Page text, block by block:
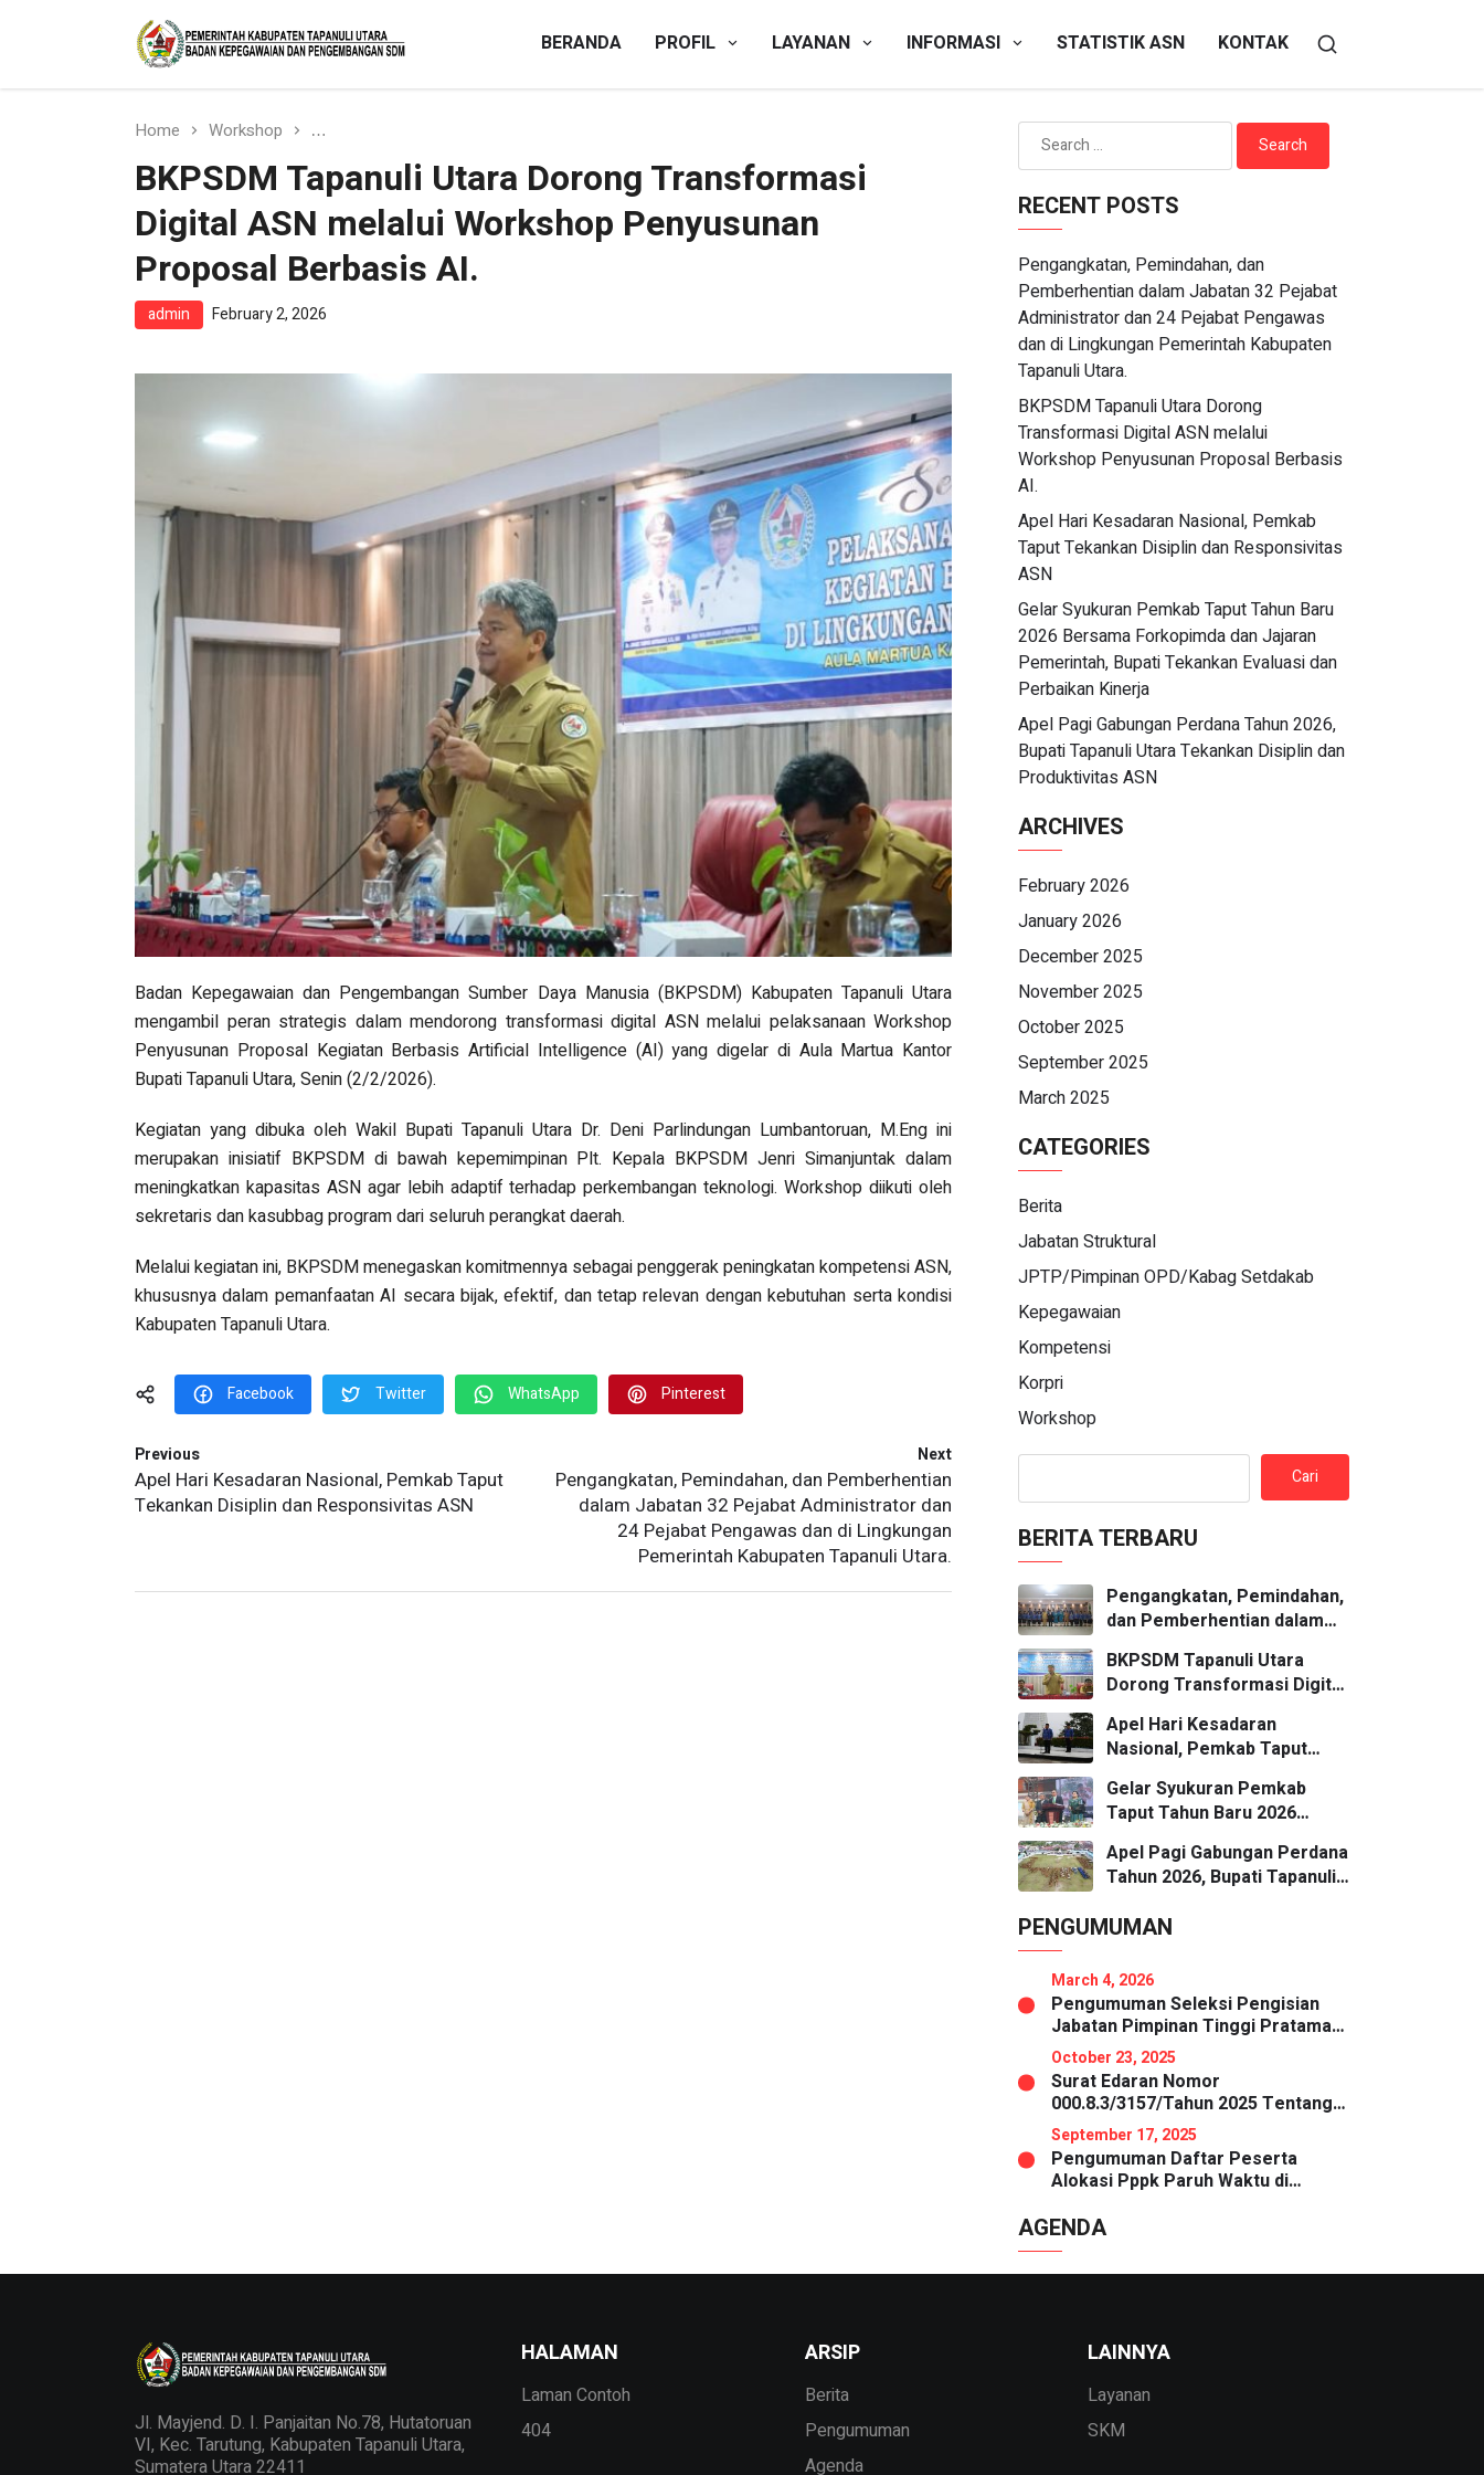
BKPSDM
Pemerintah
Kabupaten Tapanuli
Badan Kepegawaian dan
Pengembangan Sumber Daya Manusia
Pemerintah Kabupaten Tapanuli Utara
BERANDA PROFIL LAYANAN INFORMASI STATISTIK ASN KONTAK
Home Workshop BKPSDM Tapanuli Utara Dorong Transformasi Digital ASN melalui Workshop Penyusunan Proposal Berbasis AI.
BKPSDM Tapanuli Utara Dorong Transformasi
Digital ASN melalui Workshop Penyusunan
Proposal Berbasis AI.
admin February 2, 2026
Badan Kepegawaian dan Pengembangan Sumber Daya Manusia (BKPSDM) Kabupaten Tapanuli Utara
mengambil peran strategis dalam mendorong transformasi digital ASN melalui pelaksanaan Workshop
Penyusunan Proposal Kegiatan Berbasis Artificial Intelligence (AI) yang digelar di Aula Martua Kantor
Bupati Tapanuli Utara, Senin (2/2/2026).
Kegiatan yang dibuka oleh Wakil Bupati Tapanuli Utara Dr. Deni Parlindungan Lumbantoruan, M.Eng ini
merupakan inisiatif BKPSDM di bawah kepemimpinan Plt. Kepala BKPSDM Jenri Simanjuntak dalam
meningkatkan kapasitas ASN agar lebih adaptif terhadap perkembangan teknologi. Workshop diikuti oleh
sekretaris dan kasubbag program dari seluruh perangkat daerah.
Melalui kegiatan ini, BKPSDM menegaskan komitmennya sebagai penggerak peningkatan kompetensi ASN,
khususnya dalam pemanfaatan AI secara bijak, efektif, dan tetap relevan dengan kebutuhan serta kondisi
Kabupaten Tapanuli Utara.
Facebook Twitter WhatsApp Pinterest
Previous
Apel Hari Kesadaran Nasional, Pemkab Taput
Tekankan Disiplin dan Responsivitas ASN
Next
Pengangkatan, Pemindahan, dan Pemberhentian
dalam Jabatan 32 Pejabat Administrator dan
24 Pejabat Pengawas dan di Lingkungan
Pemerintah Kabupaten Tapanuli Utara.
RECENT POSTS
Pengangkatan, Pemindahan, dan
Pemberhentian dalam Jabatan 32 Pejabat
Administrator dan 24 Pejabat Pengawas
dan di Lingkungan Pemerintah Kabupaten
Tapanuli Utara.
BKPSDM Tapanuli Utara Dorong
Transformasi Digital ASN melalui
Workshop Penyusunan Proposal Berbasis
AI.
Apel Hari Kesadaran Nasional, Pemkab
Taput Tekankan Disiplin dan Responsivitas
ASN
Gelar Syukuran Pemkab Taput Tahun Baru
2026 Bersama Forkopimda dan Jajaran
Pemerintah, Bupati Tekankan Evaluasi dan
Perbaikan Kinerja
Apel Pagi Gabungan Perdana Tahun 2026,
Bupati Tapanuli Utara Tekankan Disiplin dan
Produktivitas ASN
ARCHIVES
February 2026
January 2026
December 2025
November 2025
October 2025
September 2025
March 2025
CATEGORIES
Berita
Jabatan Struktural
JPTP/Pimpinan OPD/Kabag Setdakab
Kepegawaian
Kompetensi
Korpri
Workshop
Cari
BERITA TERBARU
Pengangkatan, Pemindahan,
dan Pemberhentian dalam
Administrator dan 24
Pejabat Pengawas dan di
Lingkungan Pemerintah
Kabupaten Tapanuli Utara.
BKPSDM Tapanuli Utara
Dorong Transformasi Digital
Penyusunan Proposal
Berbasis AI.
Apel Hari Kesadaran
Nasional, Pemkab Taput
Responsivitas ASN
Gelar Syukuran Pemkab
Taput Tahun Baru 2026
Jajaran Pemerintah, Bupati
Tekankan Evaluasi dan
Apel Pagi Gabungan Perdana
Tahun 2026, Bupati Tapanuli
Produktivitas ASN
PENGUMUMAN
March 4, 2026
Pengumuman Seleksi Pengisian
Jabatan Pimpinan Tinggi Pratama
Secara Terbuka Di Lingkungan
Pemerintah Kabupaten Tapanuli
Utara
October 23, 2025
Surat Edaran Nomor
000.8.3/3157/Tahun 2025 Tentang
Penggunaan Pakaian Dinas dan
Atribut Aparatur Sipil Negara di
Lingkungan Pemerintah Kabupaten
Tapanuli Utara
September 17, 2025
Pengumuman Daftar Peserta
Alokasi Pppk Paruh Waktu di
Tapanuli Utara
AGENDA
Jl. Mayjend. D. I. Panjaitan No.78, Hutatoruan
VI, Kec. Tarutung, Kabupaten Tapanuli Utara,
Sumatera Utara 22411
HALAMAN
Laman Contoh
404
ARSIP
Berita
Pengumuman
Agenda
LAINNYA
Layanan
SKM